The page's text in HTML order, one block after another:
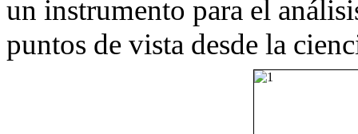
un instrumento para el
puntos de vista desde la